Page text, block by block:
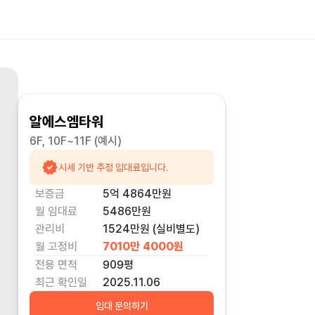
알에스엠타워
6F, 10F~11F (예시)
시세 기반 추정 임대료입니다.
보증금 5억 4864만원
월 임대료
5486만원
관리비
1524만원 (실비별도)
월 고정비
7010만 4000원
전용 면적
909평
최근 확인일
2025.11.06
임대 문의하기